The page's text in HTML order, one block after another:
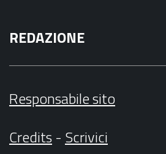
REDAZIONE
Responsabile sito
Credits- Scrivici